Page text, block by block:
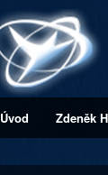
Úvod Zdeněk